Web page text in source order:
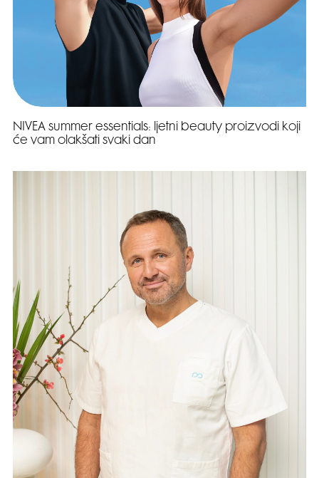
NIVEA summer essentials: ljetni beauty proizvodi koji
će vam olakšati svaki dan